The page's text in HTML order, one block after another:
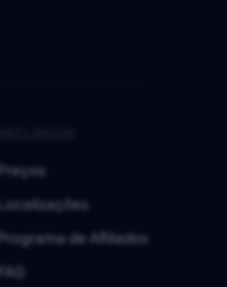
Preços
Localizações
Programa de Afiliados
FAQ